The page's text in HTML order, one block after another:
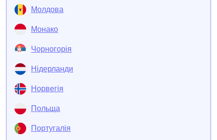
Молдова
Монако
Чорногорія
Нідерланди
Норвегія
Польща
Португалія